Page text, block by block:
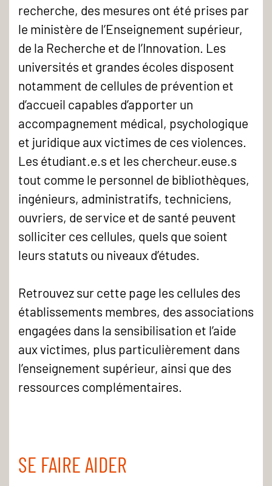
recherche, des mesures ont été prises par
le ministère de l’Enseignement supérieur,
de la Recherche et de l’Innovation. Les
universités et grandes écoles disposent
notamment de cellules de prévention et
d’accueil capables d’apporter un
accompagnement médical, psychologique
et juridique aux victimes de ces violences.
Les étudiant.e.s et les chercheur.euse.s
tout comme le personnel de bibliothèques,
ingénieurs, administratifs, techniciens,
ouvriers, de service et de santé peuvent
solliciter ces cellules, quels que soient
leurs statuts ou niveaux d’études.
Retrouvez sur cette page les cellules des
établissements membres, des associations
engagées dans la sensibilisation et l’aide
aux victimes, plus particulièrement dans
l’enseignement supérieur, ainsi que des
ressources complémentaires.
SE FAIRE AIDER